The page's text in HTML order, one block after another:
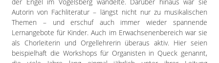
Autorin von Fachliteratur – längst nicht nur zu musikalischen
Themen – und erschuf auch immer wieder spannende
Lernangebote für Kinder. Auch im Erwachsenenbereich war sie
als Chorleiterin und Orgellehrerin überaus aktiv. Hier seien
beispielhaft die Workshops für Organisten in Queck genannt,